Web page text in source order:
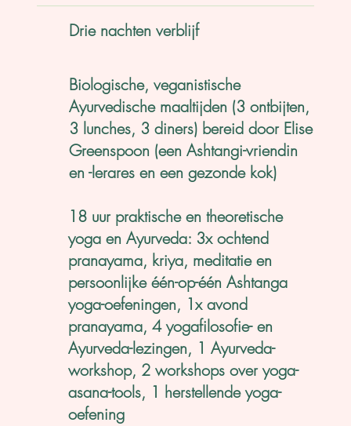
Drie nachten verblijf
Biologische, veganistische
Ayurvedische maaltijden (3 ontbijten,
3 lunches, 3 diners) bereid door Elise
Greenspoon (een Ashtangi-vriendin
en -lerares en een gezonde kok)
18 uur praktische en theoretische
yoga en Ayurveda: 3x ochtend
pranayama, kriya, meditatie en
persoonlijke één-op-één Ashtanga
yoga-oefeningen, 1x avond
pranayama, 4 yogafilosofie- en
Ayurveda-lezingen, 1 Ayurveda-
workshop, 2 workshops over yoga-
asana-tools, 1 herstellende yoga-
oefening